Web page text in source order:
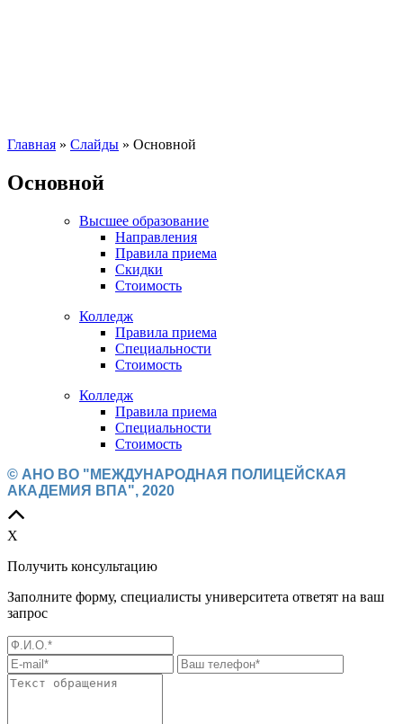
Государственный
диплом
+ Диплом ДПО*
Главная » Слайды » Основной
Основной
Высшее образование
Направления
Правила приема
Скидки
Стоимость
Колледж
Правила приема
Специальности
Стоимость
Колледж
Правила приема
Специальности
Стоимость
© АНО ВО "МЕЖДУНАРОДНАЯ ПОЛИЦЕЙСКАЯ
АКАДЕМИЯ ВПА", 2020
X
Получить консультацию
Заполните форму, специалисты университета ответят на ваш
запрос